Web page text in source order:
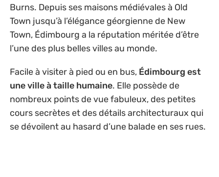
Burns. Depuis ses maisons médiévales à Old
Town jusqu’à l’élégance géorgienne de New
Town, Édimbourg a la réputation méritée d’être
l’une des plus belles villes au monde.
Facile à visiter à pied ou en bus, Édimbourg est
une ville à taille humaine. Elle possède de
nombreux points de vue fabuleux, des petites
cours secrètes et des détails architecturaux qui
se dévoilent au hasard d’une balade en ses rues.